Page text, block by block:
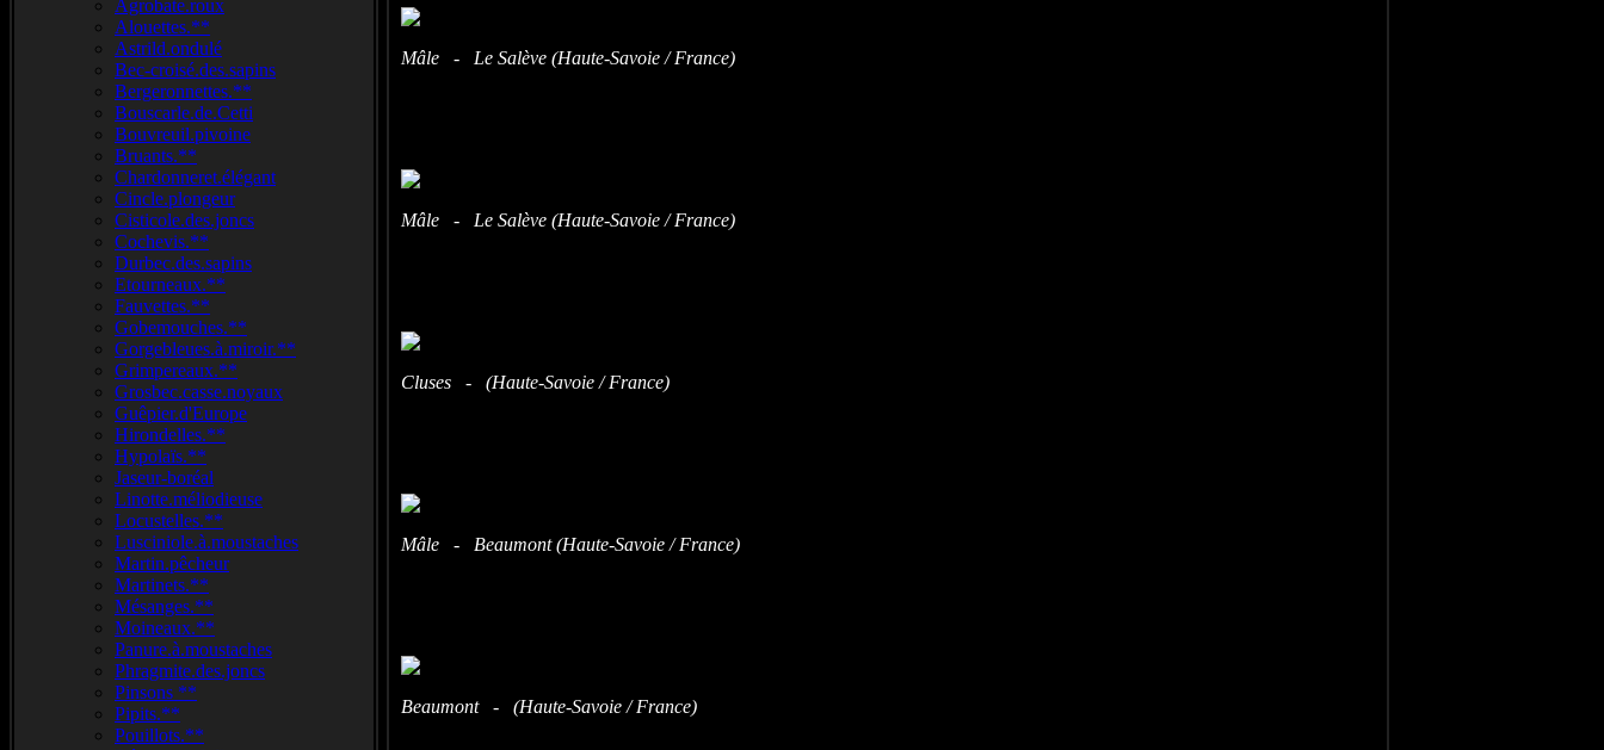
Agrobate.roux
Alouettes.**
Astrild.ondulé
Bec-croisé.des.sapins
Bergeronnettes.**
Bouscarle.de.Cetti
Bouvreuil.pivoine
Bruants.**
Chardonneret.élégant
Cincle.plongeur
Cisticole.des.joncs
Cochevis.**
Durbec.des.sapins
Etourneaux.**
Fauvettes.**
Gobemouches.**
Gorgebleues.à.miroir.**
Grimpereaux.**
Grosbec.casse.noyaux
Guêpier.d'Europe
Hirondelles.**
Hypolaïs.**
Jaseur-boréal
Linotte.méliodieuse
Locustelles.**
Lusciniole.à.moustaches
Martin.pêcheur
Martinets.**
Mésanges.**
Moineaux.**
Panure.à.moustaches
Phragmite.des.joncs
Pinsons **
Pipits.**
Pouillots.**
Mâle - Le Salève (Haute-Savoie / France)
Mâle - Le Salève (Haute-Savoie / France)
Cluses - (Haute-Savoie/ France)
Mâle - Beaumont (Haute-Savoie / France)
Beaumont - (Haute-Savoie / France)